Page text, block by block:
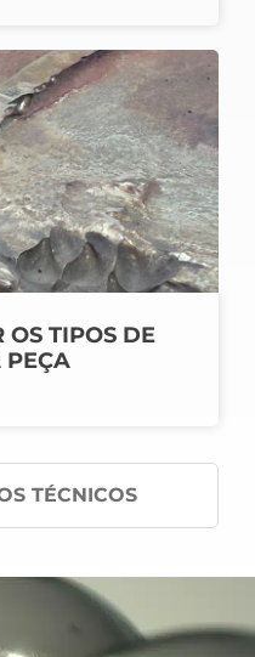
TIPOS DE
PEÇA
TÉCNICOS